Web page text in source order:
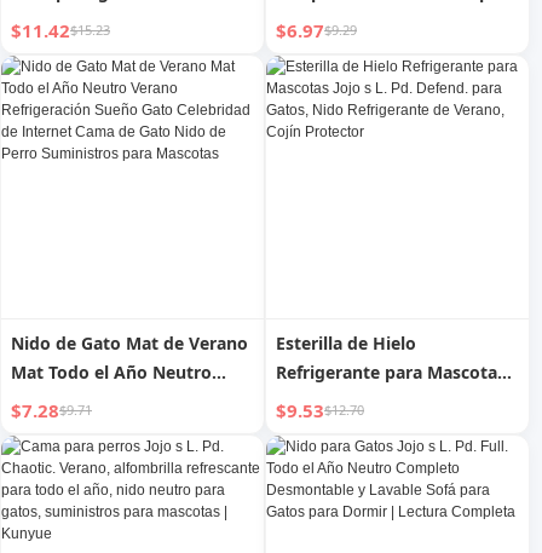
Saco de dormir Instalación
para niños para aburrir nido
Nido cerrado para gatos |
Rueda de soldado
$11.42$15.23
Mascotas Esterilla
Calefactora para Gatos Nido
para Gatos Impermeable
Anti-arañazos Mordeduras
Pequeño
$6.97$9.29
Nido de Gato Mat de Verano
Mat Todo el Año Neutro
Verano Refrigeración Sueño
Gato Celebridad de Internet
Cama de Gato Nido de Perro
Suministros para Mascotas
$7.28$9.71
Esterilla de Hielo
Refrigerante para Mascotas
Jojo s L. Pd. Defend. para
Gatos, Nido Refrigerante de
Verano, Cojín Protector
$9.53$12.70